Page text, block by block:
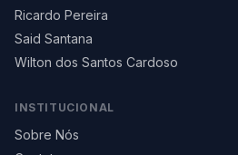
Ricardo Pereira
Said Santana
Wilton dos Santos Cardoso
INSTITUCIONAL
Sobre Nós